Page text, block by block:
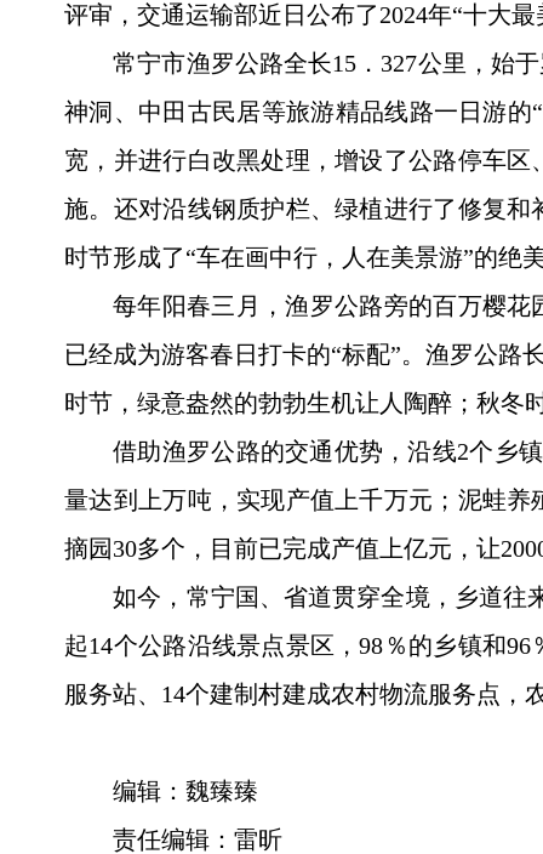
评审，交通运输部近日公布了2024年“十大
常宁市渔罗公路全长15．327公里，始
神洞、中田古民居等旅游精品线路一日游的
宽，并进行白改黑处理，增设了公路停车
施。还对沿线钢质护栏、绿植进行了修复
时节形成了“车在画中行，人在美景游”的绝
每年阳春三月，渔罗公路旁的百万樱
已经成为游客春日打卡的“标配”。渔罗公路
时节，绿意盎然的勃勃生机让人陶醉；秋冬
借助渔罗公路的交通优势，沿线2个乡
量达到上万吨，实现产值上千万元；泥蛙
摘园30多个，目前已完成产值上亿元，让
如今，常宁国、省道贯穿全境，乡道往
起14个公路沿线景点景区，98％的乡镇和
服务站、14个建制村建成农村物流服务点
编辑：魏臻臻
责任编辑：雷昕